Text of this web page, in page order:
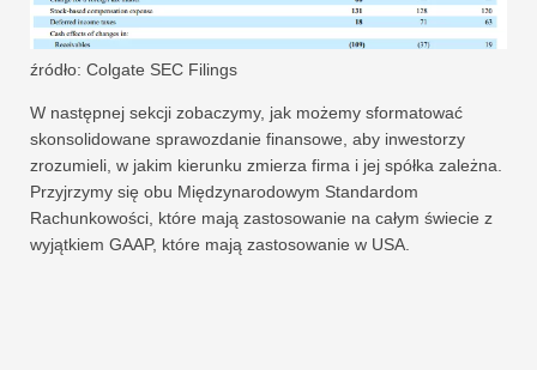
źródło: Colgate SEC Filings
W następnej sekcji zobaczymy, jak możemy sformatować
skonsolidowane sprawozdanie finansowe, aby inwestorzy
zrozumieli, w jakim kierunku zmierza firma i jej spółka zależna.
Przyjrzymy się obu Międzynarodowym Standardom
Rachunkowości, które mają zastosowanie na całym świecie z
wyjątkiem GAAP, które mają zastosowanie w USA.